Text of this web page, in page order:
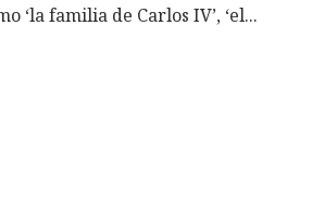
‘la familia de Carlos IV’, ‘el...